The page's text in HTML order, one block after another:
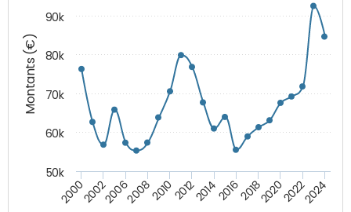
Montants (€)
200020022006200820102012201420162018202020222024
50k
60k
70k
80k
90k